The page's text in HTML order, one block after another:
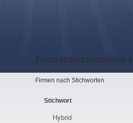
Firmenverzeichnis
Firmen nach Stichworten
Stichwort